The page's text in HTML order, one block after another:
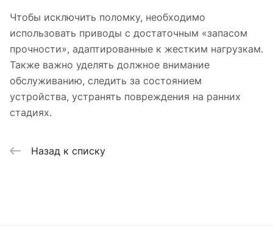
Чтобы исключить поломку, необходимо
использовать приводы с достаточным «запасом
прочности», адаптированные к жестким нагрузкам.
Также важно уделять должное внимание
обслуживанию, следить за состоянием
устройства, устранять повреждения на ранних
стадиях.
Назад к списку